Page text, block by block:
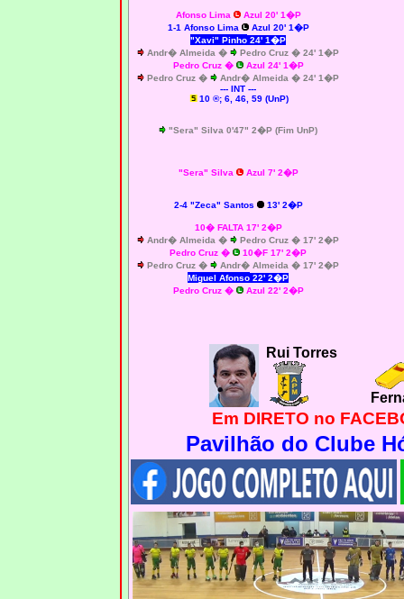
Afonso Lima
Azul 20' 1�P
1-1 Afonso Lima
Azul 20' 1�P
"Xavi" Pinho 24' 1�P
Andr� Almeida �
Pedro Cruz � 24' 1�P
Pedro Cruz�
Azul 24' 1�P
Pedro Cruz �
Andr� Almeida � 24' 1�P
--- INT ---
10 ®; 6, 46, 59 (UnP)
"Sera" Silva 0'47" 2�P (Fim UnP)
"Sera" Silva Azul 7' 2�P
2-4 "Zeca" Santos 13' 2�P
10� FALTA 17' 2�P
Andr� Almeida �
Pedro Cruz � 17' 2�P
Pedro Cruz �
10�F 17' 2�P
Pedro Cruz �
Andr� Almeida � 17' 2�P
Miguel Afonso 22' 2�P
Pedro Cruz� Azul 22' 2�P
Rui Torres
Em DIRETO no
Pavilhão do Clube